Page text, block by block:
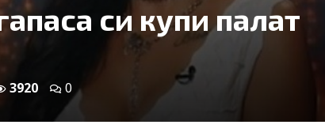
си купи палат
3920 0